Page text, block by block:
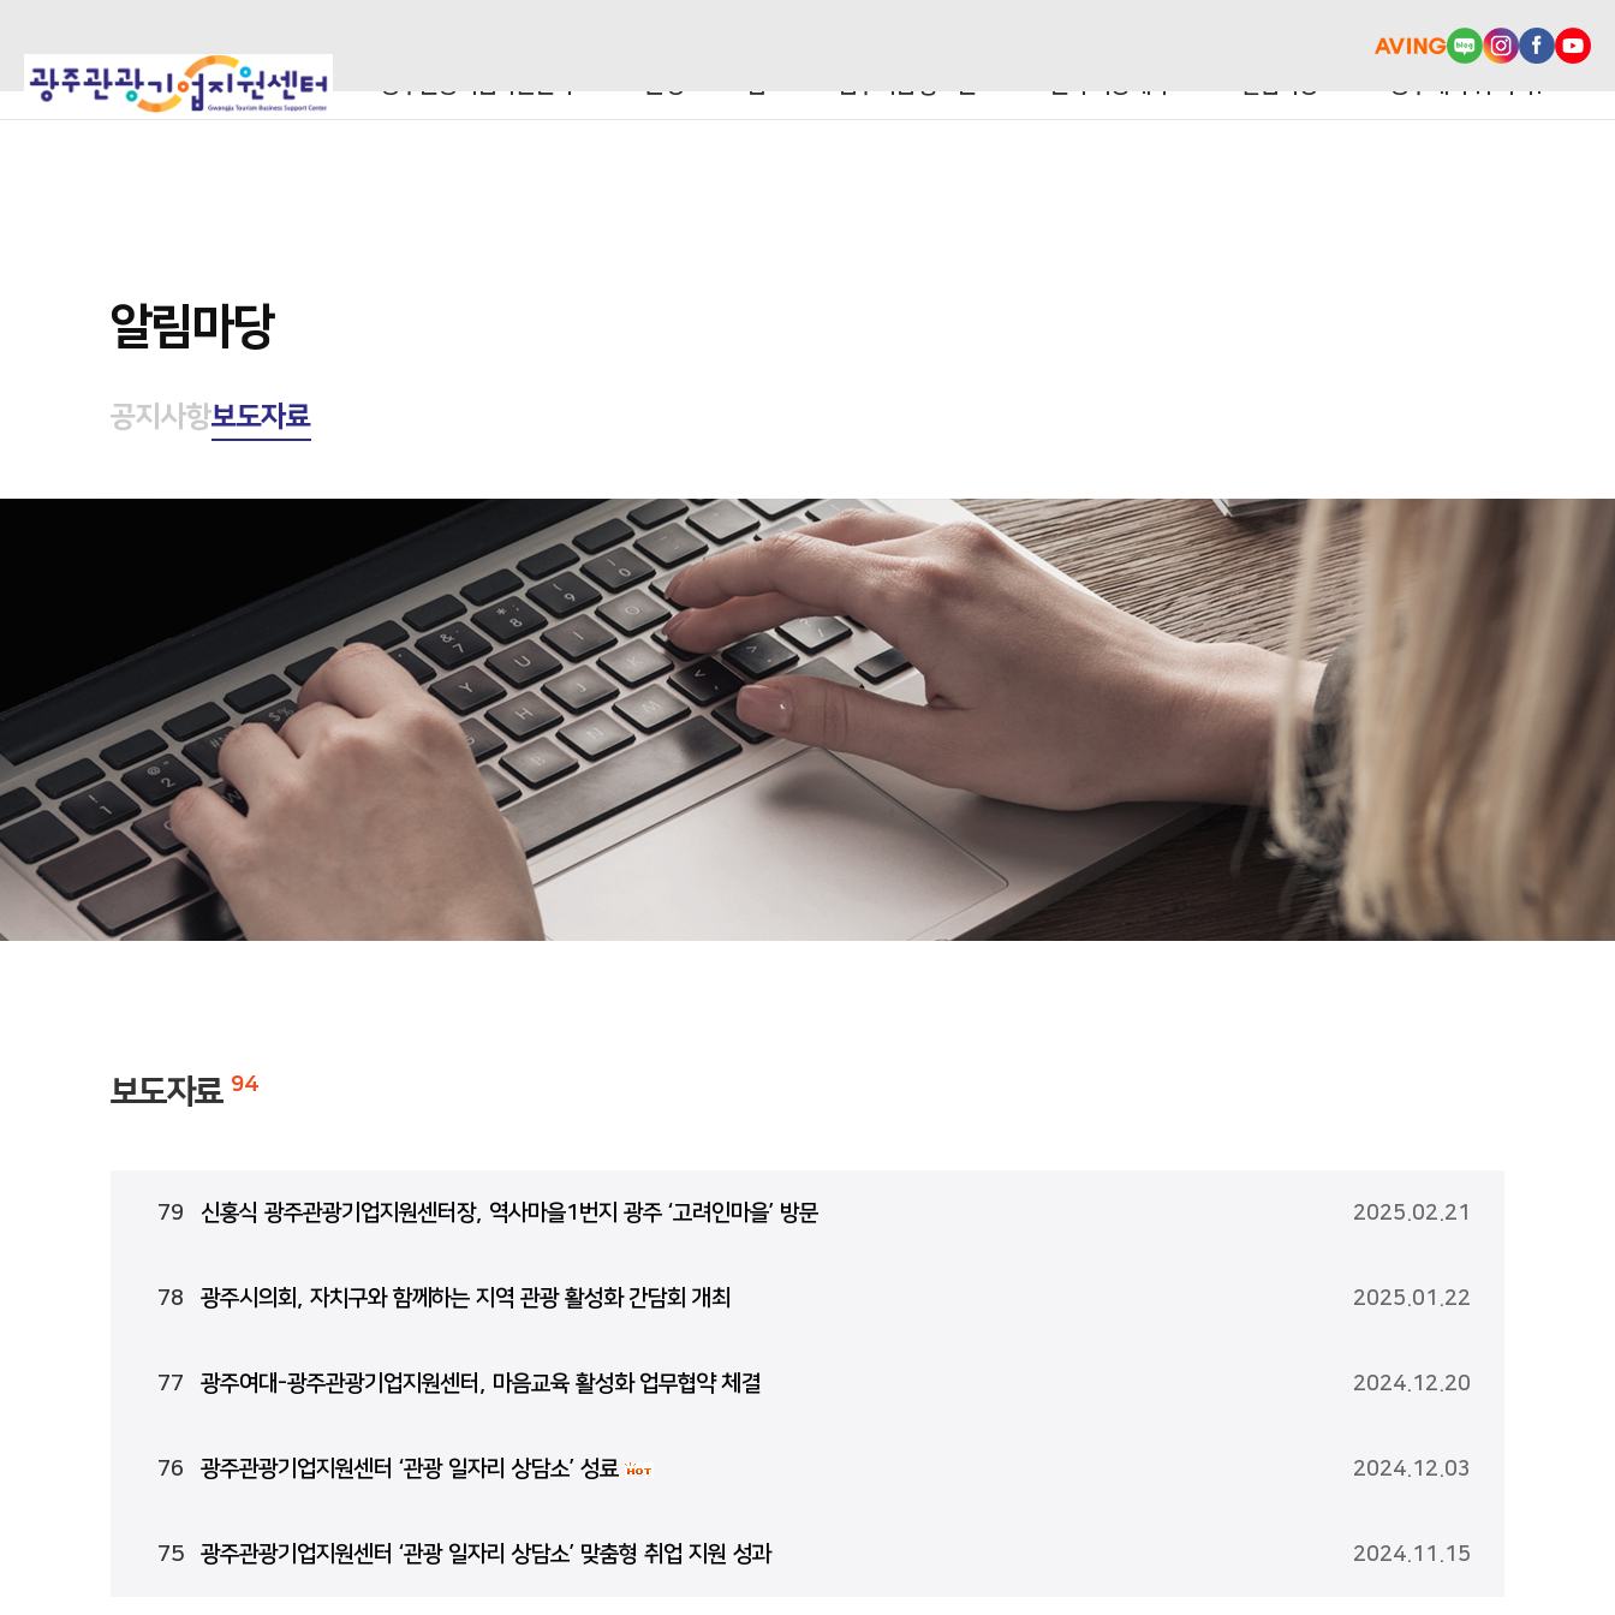
알림마당
공지사항보도자료
보도자료 94
79 신홍식 광주관광기업지원센터장, 역사마을1번지 광주 ‘고려인마을’ 방문 2025.02.21
78 광주시의회, 자치구와 함께하는 지역 관광 활성화 간담회 개최 2025.01.22
77 광주여대-광주관광기업지원센터, 마음교육 활성화 업무협약 체결 2024.12.20
76 광주관광기업지원센터 ‘관광 일자리 상담소’ 성료 2024.12.03
75 광주관광기업지원센터 ‘관광 일자리 상담소’ 맞춤형 취업 지원 성과 2024.11.15